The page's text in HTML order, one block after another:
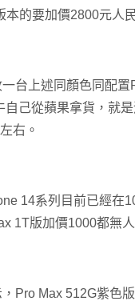
本的要加價2800元人
台上述同顏色同配
自己從蘋果拿貨，就
右。
14系列目前已經在
1T版加價1000都無人
Pro Max 512G紫色